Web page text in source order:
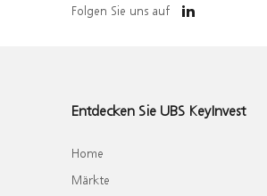
Folgen Sie uns auf
Entdecken Sie UBS KeyInvest
Home
Märkte